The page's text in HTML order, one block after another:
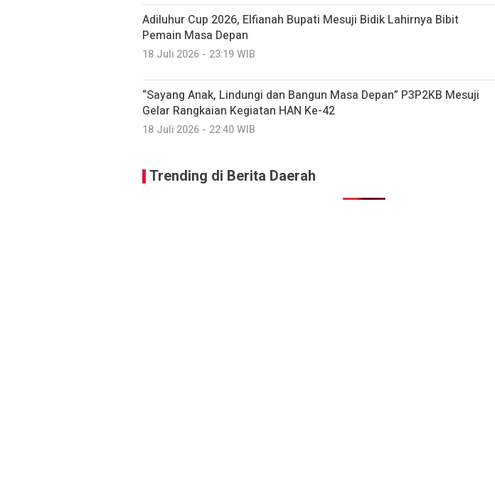
Adiluhur Cup 2026, Elfianah Bupati Mesuji Bidik Lahirnya Bibit
Pemain Masa Depan
18 Juli 2026 - 23:19 WIB
“Sayang Anak, Lindungi dan Bangun Masa Depan” P3P2KB Mesuji
Gelar Rangkaian Kegiatan HAN Ke-42
18 Juli 2026 - 22:40 WIB
Trending di Berita Daerah